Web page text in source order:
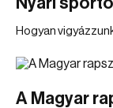
Hogyan
A Magyar